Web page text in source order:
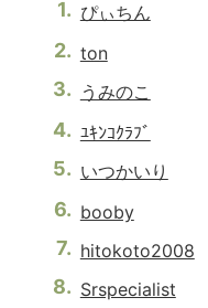
ぴぃちん
ton
うみのこ
ﾕｷﾝｺｸﾗﾌﾞ
いつかいり
booby
hitokoto2008
Srspecialist